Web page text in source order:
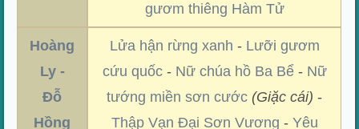
gươm thiêng Hàm Tử
Hoàng
Ly -
Đỗ
Hồng
Lửa hận rừng xanh - Lưỡi gươm
cứu quốc- Nữ chúa hồ Ba Bể- Nữ
tướng miền sơn cước (Giặc cái) -
Thập Vạn Đại Sơn Vương - Yêu